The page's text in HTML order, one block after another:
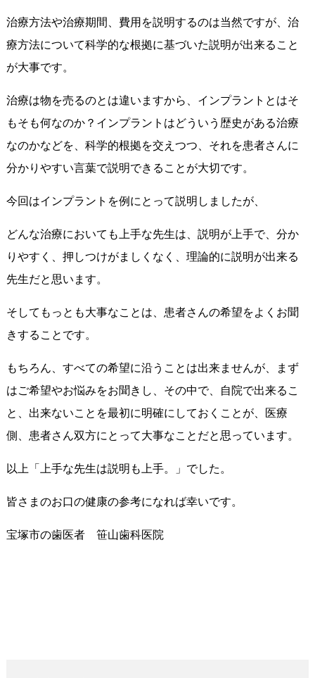
治療方法や治療期間、費用を説明するのは当然ですが、治
療方法について科学的な根拠に基づいた説明が出来ること
が大事です。
治療は物を売るのとは違いますから、インプラントとはそ
もそも何なのか？インプラントはどういう歴史がある治療
なのかなどを、科学的根拠を交えつつ、それを患者さんに
分かりやすい言葉で説明できることが大切です。
今回はインプラントを例にとって説明しましたが、
どんな治療においても上手な先生は、説明が上手で、分か
りやすく、押しつけがましくなく、理論的に説明が出来る
先生だと思います。
そしてもっとも大事なことは、患者さんの希望をよくお聞
きすることです。
もちろん、すべての希望に沿うことは出来ませんが、まず
はご希望やお悩みをお聞きし、その中で、自院で出来るこ
と、出来ないことを最初に明確にしておくことが、医療
側、患者さん双方にとって大事なことだと思っています。
以上「上手な先生は説明も上手。」でした。
皆さまのお口の健康の参考になれば幸いです。
宝塚市の歯医者 笹山歯科医院